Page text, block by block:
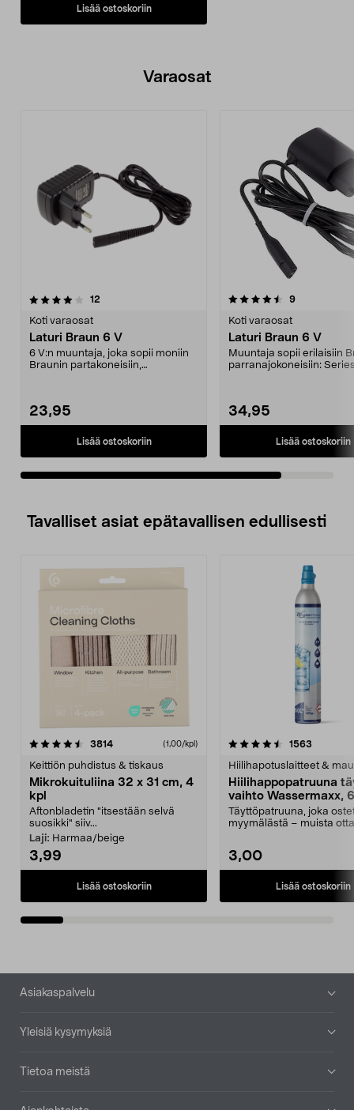
Lisää ostoskoriin
Varaosat
12
Koti varaosat
Laturi Braun 6 V
6 V:n muuntaja, joka sopii moniin
Braunin partakoneisiin,
23,95
Lisää ostoskoriin
4.5viidestä
9arvostelut
Koti varaosat
Laturi Braun 6 V
Muuntaja sopii erilaisiin
parranajokoneisiin:
34,95
Lisää ostoskoriin
Tavalliset asiat epätavallisen edullisesti
3814arvostelut (1,00/kpl)
Keittiön puhdistus & tiskaus
Mikrokuituliina 32 x 31 cm, 4
kpl
Aftonbladetin "itsestään selvä
suosikki" siiv...
Laji: Harmaa/beige
3,99
Lisää ostoskoriin
4.5viidestä
1563
Hiilihapotuslaitteet &
Hiilihappopatruuna
vaihto Wassermaxx,
Täyttöpatruuna, joka
myymälästä – muista
3,00
Lisää ostoskoriin
4.5viidestä
Alatunniste
Asiakaspalvelu
Yleisiä kysymyksiä
Tietoa meistä